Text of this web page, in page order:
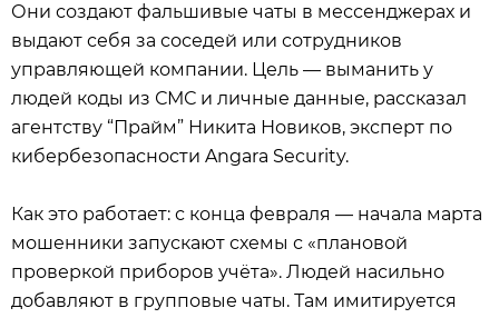
Они создают фальшивые чаты в мессенджерах и
выдают себя за соседей или сотрудников
управляющей компании. Цель — выманить у
людей коды из СМС и личные данные, рассказал
агентству “Прайм” Никита Новиков, эксперт по
кибербезопасности Angara Security.
Как это работает: с конца февраля — начала марта
мошенники запускают схемы с «плановой
проверкой приборов учёта». Людей насильно
добавляют в групповые чаты. Там имитируется